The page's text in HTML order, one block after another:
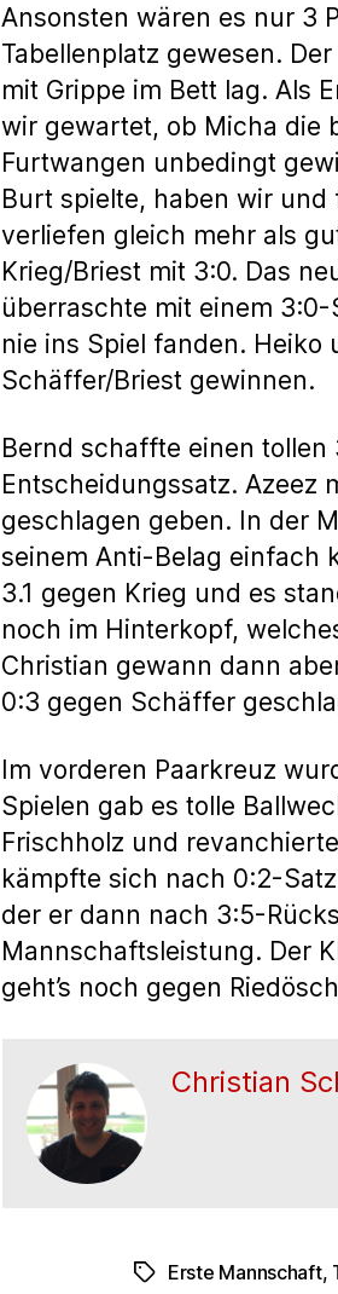
Ansonsten wären es nur 3
Tabellenplatz gewesen.
mit Grippe im Bett lag. Als
wir gewartet, ob Micha die
Furtwangen unbedingt
Burt spielte, haben wir und
verliefen gleich mehr als
Krieg/Briest mit 3:0. Das
überraschte mit einem
nie ins Spiel fanden. Heiko
Schäffer/Briest gewinnen.
Bernd schaffte einen tollen
Entscheidungssatz. Azeez
geschlagen geben. In der
seinem Anti-Belag einfach
3.1 gegen Krieg und es
noch im Hinterkopf,
Christian gewann dann
0:3 gegen Schäffer
Im vorderen Paarkreuz
Spielen gab es tolle
Frischholz und
kämpfte sich nach 0:2-
der er dann nach 3:5-
Mannschaftsleistung. Der
geht’s noch gegen
Christian
Schlagwörter
Erste Mannschaft,